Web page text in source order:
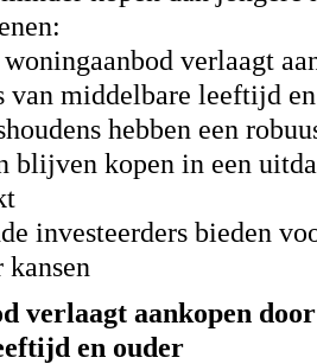
verlaagt
van middelbare leeftijd
hebben een
blijven kopen in een
investeerders bieden
kansen
verlaagt aankopen
en ouder